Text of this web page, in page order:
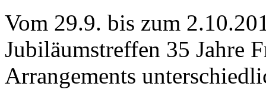
Vom 29.9. bis zum
Jubiläumstreffen 35 Jahre
Arrangements